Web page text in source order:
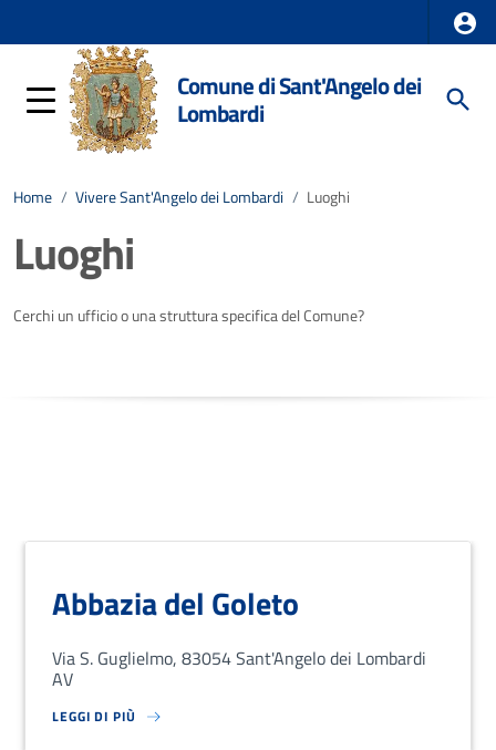
Comune di Sant'Angelo dei
Lombardi
Home / Vivere Sant'Angelo dei Lombardi / Luoghi
Luoghi
Cerchi un ufficio o una struttura specifica del Comune?
Abbazia del Goleto
Via S. Guglielmo, 83054 Sant'Angelo dei Lombardi
AV
LEGGI DI PIÙ
SU LOREM IPSUM DOLOR SIT AMET, CONSECTETUR ADIPISCING